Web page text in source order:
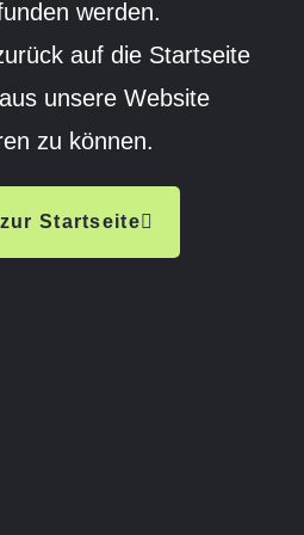
werden.
auf die Startseite
unsere Website
zu können.
Startseite